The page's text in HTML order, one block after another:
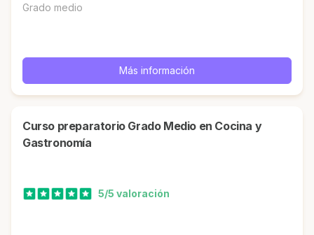
Grado medio
Más información
Curso preparatorio Grado Medio en Cocina y
Gastronomía
5/5 valoración